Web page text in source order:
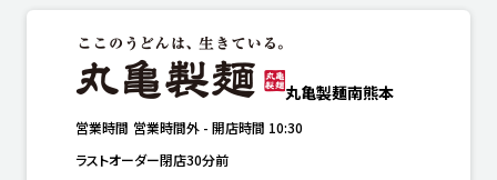
丸亀製麺南熊本
営業時間 営業時間外 - 開店時間 10:30
ラストオーダー閉店30分前